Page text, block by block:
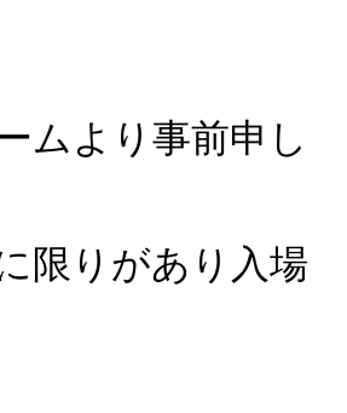
ムより事前申し
限りがあり入場